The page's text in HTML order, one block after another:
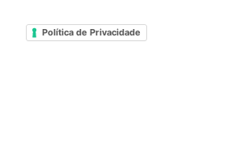
Política de Privacidade